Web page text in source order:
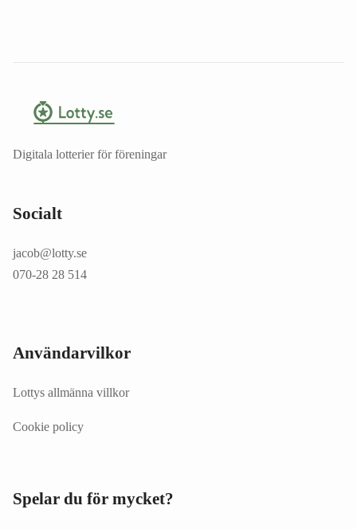
Digitala lotterier för föreningar
Socialt
jacob@lotty.se
070-28 28 514
Användarvilkor
Lottys allmänna villkor
Cookie policy
Spelar du för mycket?